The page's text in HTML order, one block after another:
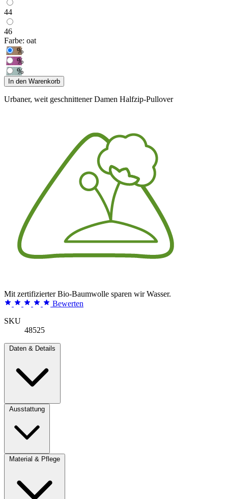
44
46
Farbe: oat
%
%
%
In den Warenkorb
Urbaner, weit geschnittener Damen Halfzip-Pullover
Mit zertifizierter Bio-Baumwolle sparen wir Wasser.
Bewerten
SKU
48525
Daten & Details
Ausstattung
Material & Pflege